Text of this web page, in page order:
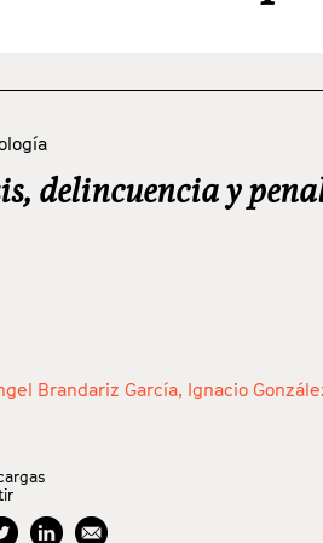
delincuencia y
Brandariz García, Ignacio